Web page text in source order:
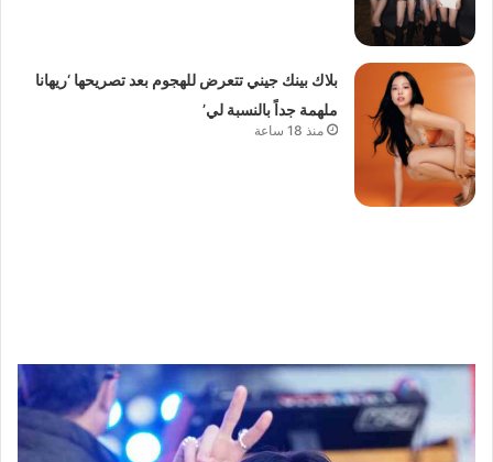
بلاك بينك جيني تتعرض للهجوم بعد تصريحها ‘ريهانا
ملهمة جداً بالنسبة لي’
منذ 18 ساعة